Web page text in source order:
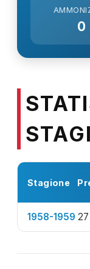
0
Stagione
1958-1959 27